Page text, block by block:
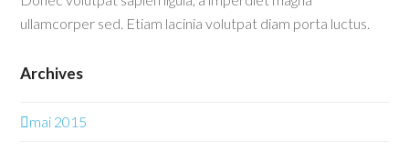
ullamcorper sed. Etiam lacinia volutpat diam porta luctus.
Archives
mai 2015